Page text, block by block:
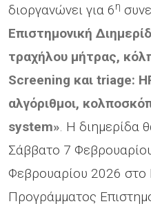
διοργανώνει για 6η
Επιστημονική
τραχήλου μήτρας,
Screening και triage:
αλγόριθμοι,
system». Η διημερίδα
Σάββατο 7
Φεβρουαρίου 2026 στο
Προγράμματος